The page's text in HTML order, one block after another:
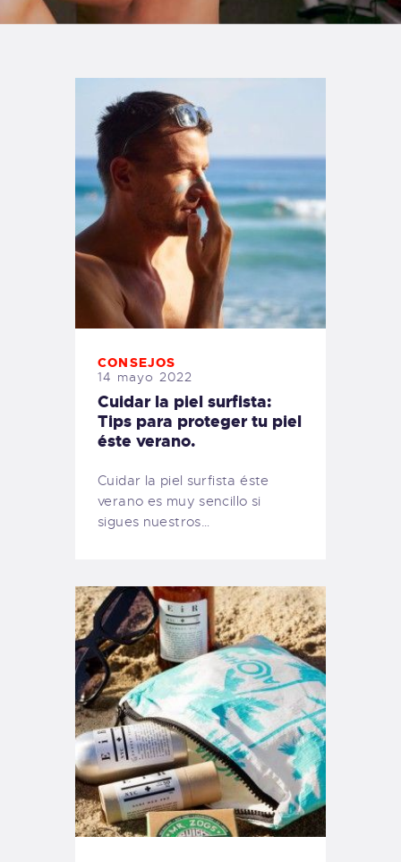
TIENDA FAMILY SURFERS
CONSEJOS
14 mayo 2022
Cuidar la piel surfista:
Tips para proteger tu piel
éste verano.
Cuidar la piel surfista éste
verano es muy sencillo si
sigues nuestros…